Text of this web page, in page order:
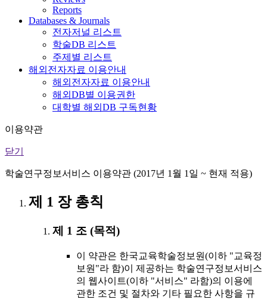
Reports
Databases & Journals
전자저널 리스트
학술DB 리스트
주제별 리스트
해외전자자료 이용안내
해외전자자료 이용안내
해외DB별 이용권한
대학별 해외DB 구독현황
이용약관
닫기
학술연구정보서비스 이용약관 (2017년 1월 1일 ~ 현재 적용)
제 1 장 총칙
제 1 조 (목적)
이 약관은 한국교육학술정보원(이하 "교육정
보원"라 함)이 제공하는 학술연구정보서비스
의 웹사이트(이하 "서비스" 라함)의 이용에
관한 조건 및 절차와 기타 필요한 사항을 규